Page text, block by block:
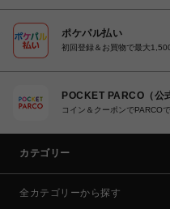
ポケパル払い
初回登録＆お買物で最大
POCKET PARCO（公
コイン＆クーポンでPARCO
カテゴリー
全カテゴリーから探す